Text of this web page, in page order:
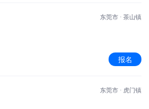
东莞市 · 茶山镇
报名
东莞市 · 虎门镇